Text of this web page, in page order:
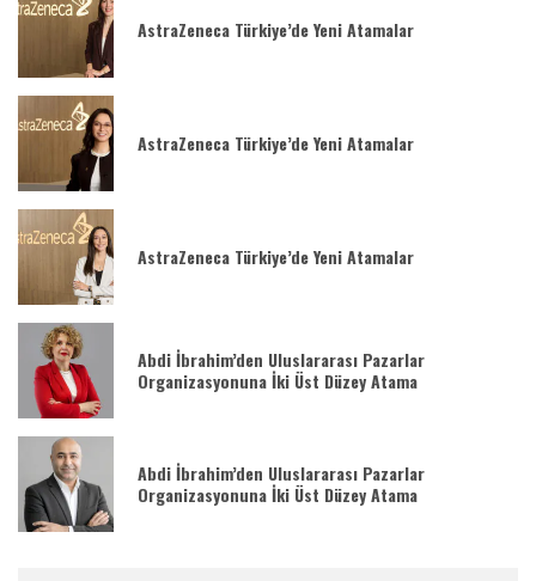
AstraZeneca Türkiye’de Yeni Atamalar
AstraZeneca Türkiye’de Yeni Atamalar
AstraZeneca Türkiye’de Yeni Atamalar
Abdi İbrahim’den Uluslararası Pazarlar
Organizasyonuna İki Üst Düzey Atama
Abdi İbrahim’den Uluslararası Pazarlar
Organizasyonuna İki Üst Düzey Atama